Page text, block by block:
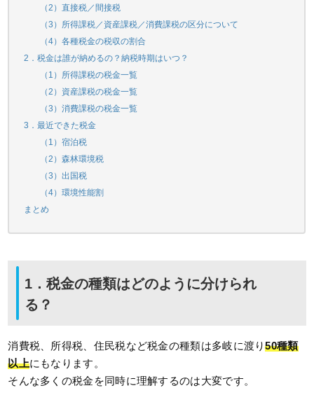
（2）直接税／間接税
（3）所得課税／資産課税／消費課税の区分について
（4）各種税金の税収の割合
2．税金は誰が納めるの？納税時期はいつ？
（1）所得課税の税金一覧
（2）資産課税の税金一覧
（3）消費課税の税金一覧
3．最近できた税金
（1）宿泊税
（2）森林環境税
（3）出国税
（4）環境性能割
まとめ
1．税金の種類はどのように分けられ
る？
消費税、所得税、住民税など税金の種類は多岐に渡り50種類
以上にもなります。
そんな多くの税金を同時に理解するのは大変です。